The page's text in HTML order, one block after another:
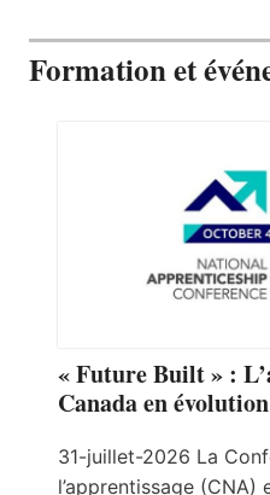
Formation et
« Future Built » :
Canada en évolution
31-juillet-2026 La
l’apprentissage